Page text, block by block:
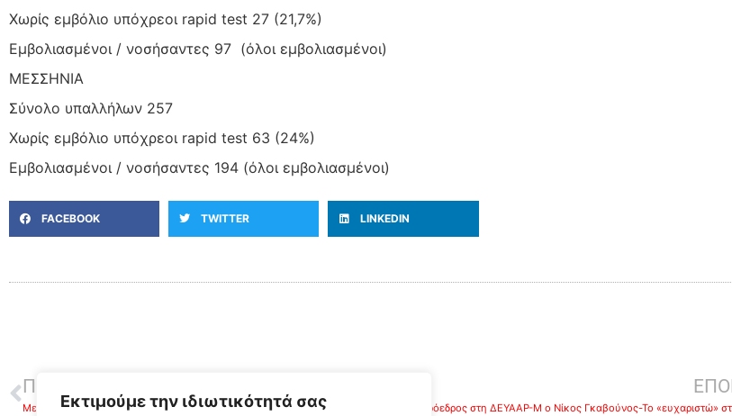
Εκτιμούμε την ιδιωτικότητά σας
Χωρίς εμβόλιο υπόχρεοι rapid test 27 (21,7%)
Εμβολιασμένοι / νοσήσαντες 97 (όλοι εμβολιασμένοι)
ΜΕΣΣΗΝΙΑ
Σύνολο υπαλλήλων 257
Χωρίς εμβόλιο υπόχρεοι rapid test 63 (24%)
Εμβολιασμένοι / νοσήσαντες 194 (όλοι εμβολιασμένοι)
FACEBOOK TWITTER LINKEDIN
ΠΡΟΗΓΟΥΜΕΝΟ